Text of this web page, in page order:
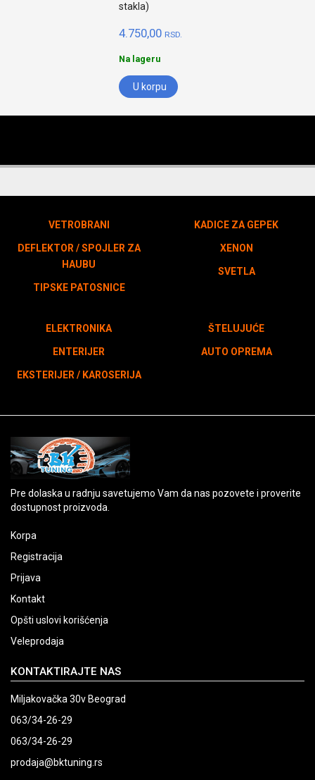
stakla)
4.750,00 RSD.
Na lageru
U korpu
VETROBRANI
DEFLEKTOR / SPOJLER ZA
HAUBU
TIPSKE PATOSNICE
KADICE ZA GEPEK
XENON
SVETLA
ELEKTRONIKA
ENTERIJER
EKSTERIJER / KAROSERIJA
ŠTELUJUĆE
AUTO OPREMA
Pre dolaska u radnju savetujemo Vam da nas pozovete i proverite
dostupnost proizvoda.
Korpa
Registracija
Prijava
Kontakt
Opšti uslovi korišćenja
Veleprodaja
KONTAKTIRAJTE NAS
Miljakovačka 30v Beograd
063/34-26-29
063/34-26-29
prodaja@bktuning.rs